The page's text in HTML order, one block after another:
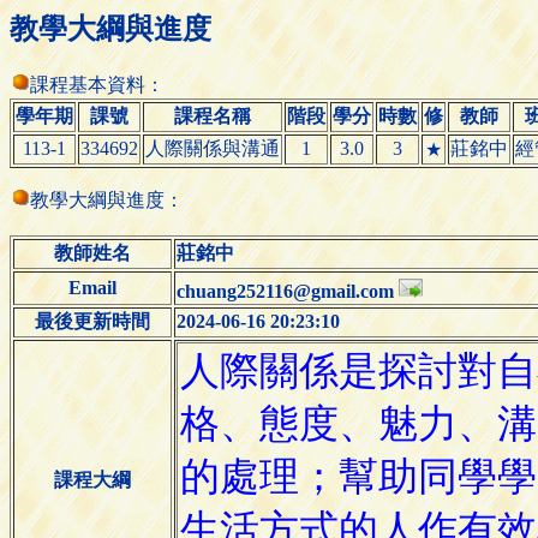
教學大綱與進度
課程基本資料：
學年期
課號 課程名稱 階段 學分 時數 修 教師
113-1
334692 人際關係與溝通 1 3.0 3 ★ 莊銘中 經
教學大綱與進度：
教師姓名
莊銘中
Email
chuang252116@gmail.com
最後更新時間
2024-06-16 20:23:10
課程大綱